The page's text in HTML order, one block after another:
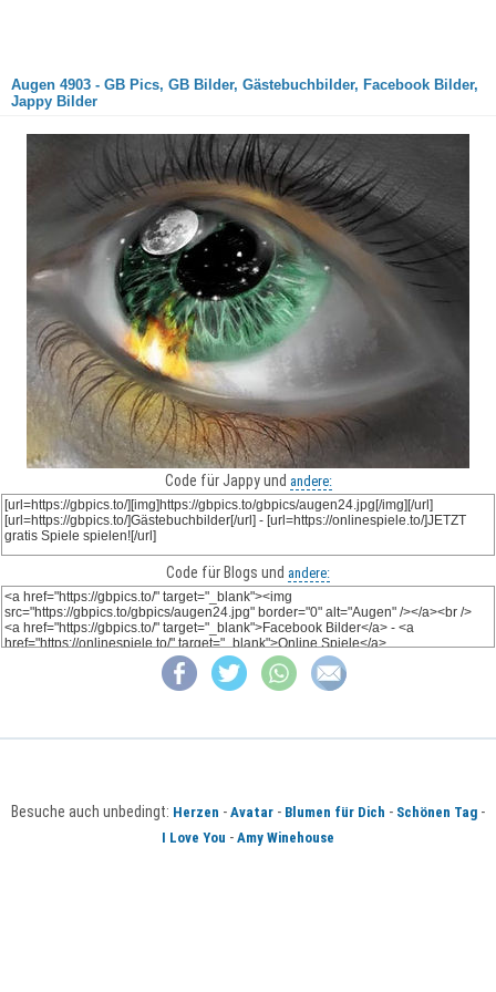
Augen 4903 - GB Pics, GB Bilder, Gästebuchbilder, Facebook Bilder,
Jappy Bilder
Code für Jappy und andere:
Code für Blogs und andere:
Besuche auch unbedingt: Herzen - Avatar - Blumen für Dich - Schönen Tag -
I Love You - Amy Winehouse